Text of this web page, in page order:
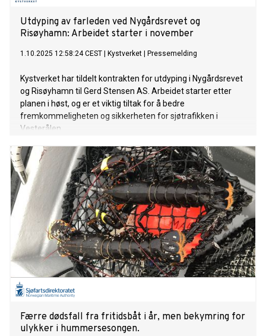
Utdyping av farleden ved Nygårdsrevet og
Risøyhamn: Arbeidet starter i november
1.10.2025 12:58:24 CEST Kystverket Pressemelding
Kystverket har tildelt kontrakten for utdyping i Nygårdsrevet
og Risøyhamn til Gerd Stensen AS. Arbeidet starter etter
planen i høst, og er et viktig tiltak for å bedre
fremkommeligheten og sikkerheten for sjøtrafikken i
Vesterålen.
Færre dødsfall fra fritidsbåt i år, men bekymring for
ulykker i hummersesongen.